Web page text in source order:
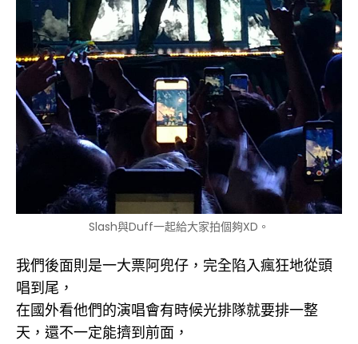
Slash與Duff一起給大家拍個夠XD。
我們後面則是一大票阿兜仔，完全陷入瘋狂地從頭
唱到尾，
在國外看他們的演唱會有時候光排隊就要排一整
天，還不一定能擠到前面，